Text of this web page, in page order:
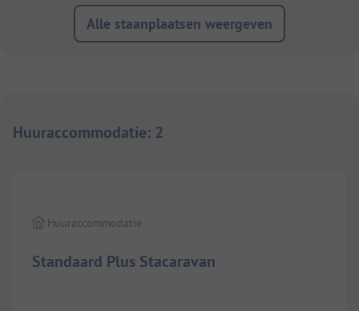
Alle staanplaatsen weergeven
Huuraccommodatie: 2
Standaard Plus Stacaravan
Huuraccommodatie